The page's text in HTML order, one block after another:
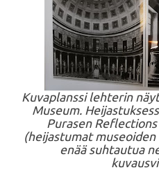
Kuvaplanssi lehterin
Museum.
Purasen
(heijastumat museoiden
enää suhtautua